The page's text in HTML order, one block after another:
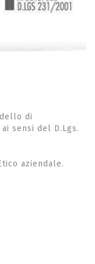
di
sensi del D.Lgs.
aziendale.